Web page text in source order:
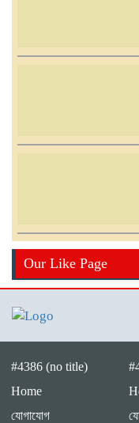
Our Like Page
#4386 (no title)
Home
যোগাযোগ